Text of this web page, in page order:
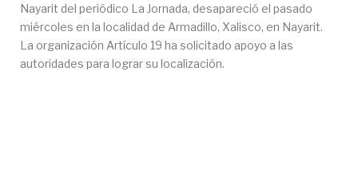
Nayarit del periódico La Jornada, desapareció el pasado
miércoles en la localidad de Armadillo, Xalisco, en Nayarit.
La organización Artículo 19 ha solicitado apoyo a las
autoridades para lograr su localización.